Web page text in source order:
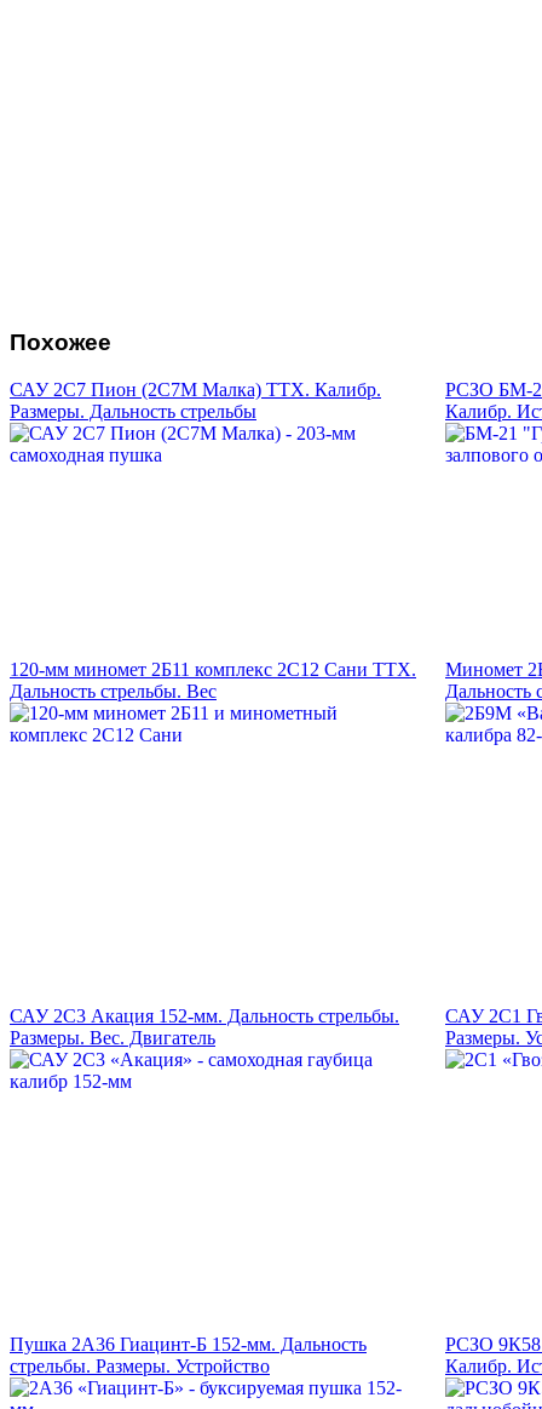
Похожее
САУ 2С7 Пион (2С7М Малка) ТТХ. Калибр.
Размеры. Дальность стрельбы
РСЗО БМ-
Калибр.
120-мм миномет 2Б11 комплекс 2С12 Сани ТТХ.
Дальность стрельбы. Вес
Миномет
Дальность
САУ 2С3 Акация 152-мм. Дальность стрельбы.
Размеры. Вес. Двигатель
САУ 2С1
Размеры.
Пушка 2А36 Гиацинт-Б 152-мм. Дальность
стрельбы. Размеры. Устройство
РСЗО 9К58
Калибр.